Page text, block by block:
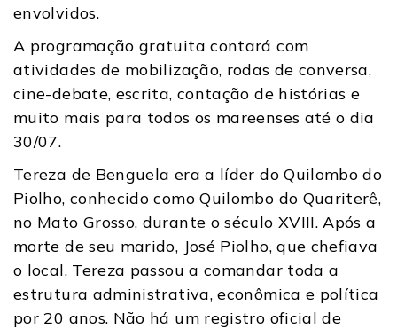
envolvidos.
A programação gratuita contará com
atividades de mobilização, rodas de conversa,
cine-debate, escrita, contação de histórias e
muito mais para todos os mareenses até o dia
30/07.
Tereza de Benguela era a líder do Quilombo do
Piolho, conhecido como Quilombo do Quariterê,
no Mato Grosso, durante o século XVIII. Após a
morte de seu marido, José Piolho, que chefiava
o local, Tereza passou a comandar toda a
estrutura administrativa, econômica e política
por 20 anos. Não há um registro oficial de